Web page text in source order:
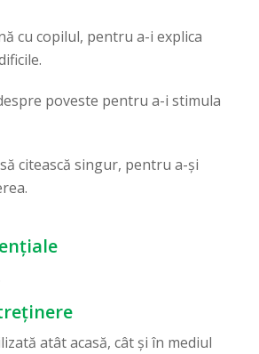
cu copilul, pentru a-i explica
poveste pentru a-i stimula
citească singur, pentru a-și
atât acasă, cât și în mediul